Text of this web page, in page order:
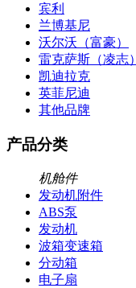
宾利
兰博基尼
沃尔沃（富豪）
雷克萨斯（凌志）
凯迪拉克
英菲尼迪
其他品牌
产品分类
机舱件
发动机附件
ABS泵
发动机
波箱变速箱
分动箱
电子扇